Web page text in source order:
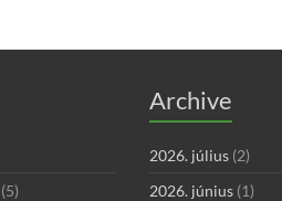
(5)
Archive
2026. július (2)
2026. június (1)